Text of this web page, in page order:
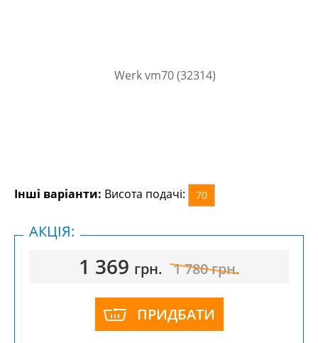
Інші варіанти: Висота подачі: 70
1 369 грн. 1 780грн.
ПРИДБАТИ
АКЦІЯ: